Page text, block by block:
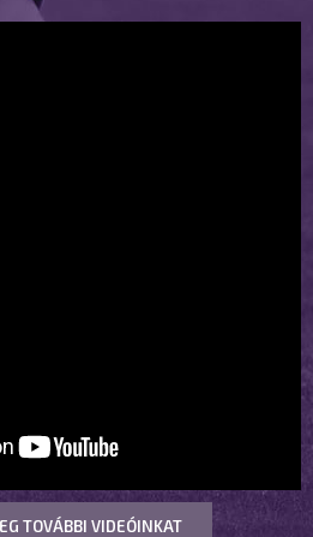
TOVÁBBI VIDEÓINKAT